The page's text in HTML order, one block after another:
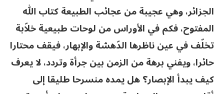
الجزائر، وهي عجيبة من عجائب الطبيعة كتاب الله
المفتوح، فكم في الأوراس من لوحات طبيعية خلاّبة
تخلّف في عين ناظرها الدّهشة والإبهار، فيقف محتارا
حائرا، ويفني برهة من الزمن بين جرأة وتردد، لا يعرف
كيف يبدأ الإبصار؟ هل يمده منسرحا طليقا إلى